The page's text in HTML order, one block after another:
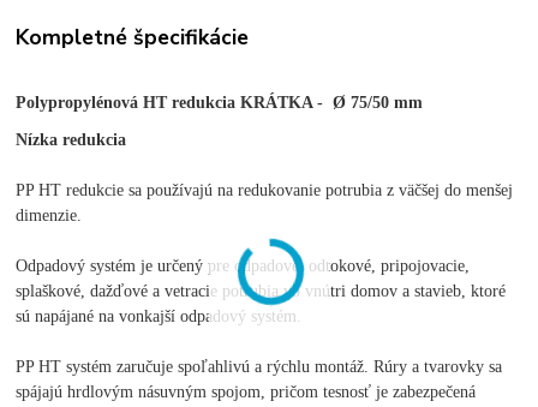
Kompletné špecifikácie
Polypropylénová HT redukcia KRÁTKA - Ø 75/50 mm
Nízka redukcia
PP HT redukcie sa používajú na redukovanie potrubia z väčšej do menšej
dimenzie.
Odpadový systém je určený pre odpadové, odtokové, pripojovacie,
splaškové, dažďové a vetracie potrubia vo vnútri domov a stavieb, ktoré
sú napájané na vonkajší odpadový systém.
PP HT systém zaručuje spoľahlivú a rýchlu montáž. Rúry a tvarovky sa
spájajú hrdlovým násuvným spojom, pričom tesnosť je zabezpečená